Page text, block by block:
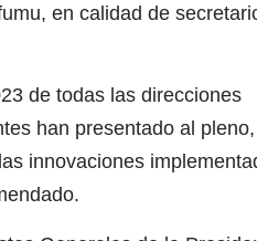
en calidad de
de todas las direcciones
han presentado al
innovaciones